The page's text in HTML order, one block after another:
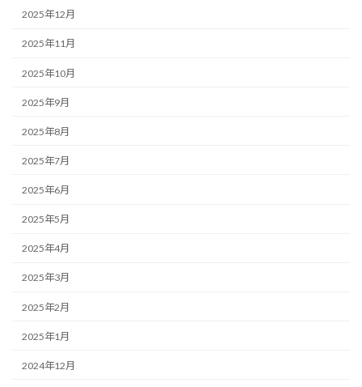
2025年12月
2025年11月
2025年10月
2025年9月
2025年8月
2025年7月
2025年6月
2025年5月
2025年4月
2025年3月
2025年2月
2025年1月
2024年12月